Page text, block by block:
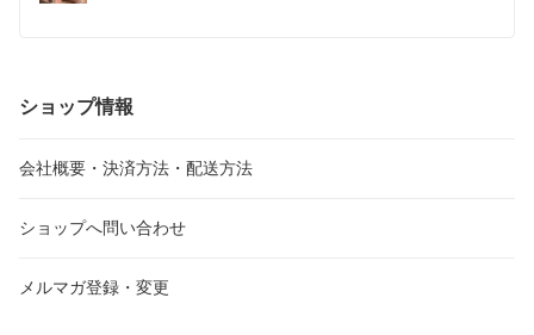
ショップ情報
会社概要・決済方法・配送方法
ショップへ問い合わせ
メルマガ登録・変更